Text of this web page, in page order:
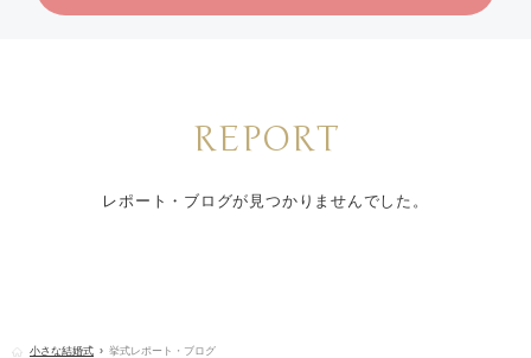
REPORT
レポート・ブログが見つかりませんでした。
小さな結婚式 挙式レポート・ブログ